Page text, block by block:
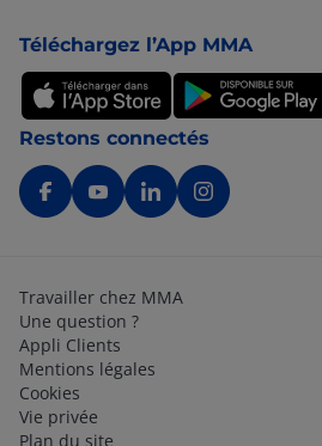
Téléchargez l’App MMA
Restons connectés
Travailler chez MMA
Une question ?
Appli Clients
Mentions légales
Cookies
Vie privée
Plan du site